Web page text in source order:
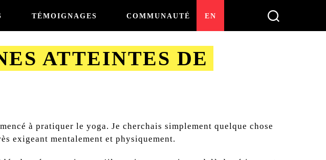
TÉMOIGNAGES COMMUNAUTÉ EN
ATTEINTES DE
à pratiquer le yoga. Je cherchais simplement quelque chose
exigeant mentalement et physiquement.